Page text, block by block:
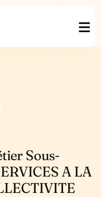
Sous-
A LA